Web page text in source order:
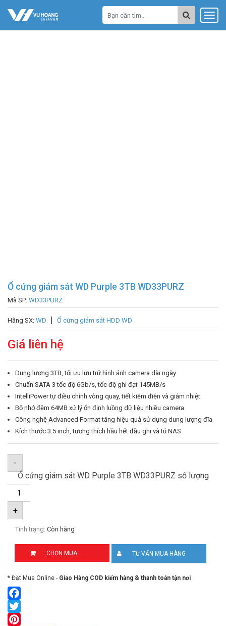
Ổ cứng giám sát WD Purple 3TB WD33PURZ
Mã SP: WD33PURZ
Hãng SX: WD Ổ cứng giám sát HDD WD
Giá liên hệ
Dung lượng 3TB, tối ưu lưu trữ hình ảnh camera dài ngày
Chuẩn SATA 3 tốc độ 6Gb/s, tốc độ ghi đạt 145MB/s
IntelliPower tự điều chỉnh vòng quay, tiết kiệm điện và giảm nhiệt
Bộ nhớ đệm 64MB xử lý ổn định luồng dữ liệu nhiều camera
Công nghệ Advanced Format tăng hiệu quả sử dụng dung lượng đĩa
Kích thước 3.5 inch, tương thích hầu hết đầu ghi và tủ NAS
-
Ổ cứng giám sát WD Purple 3TB WD33PURZ số lượng
+
Tình trạng: Còn hàng
CHỌN MUA TƯ VẤN MUA HÀNG
* Đặt Mua Online - Giao Hàng COD kiểm hàng & thanh toán tận nơi
Facebook
Twitter